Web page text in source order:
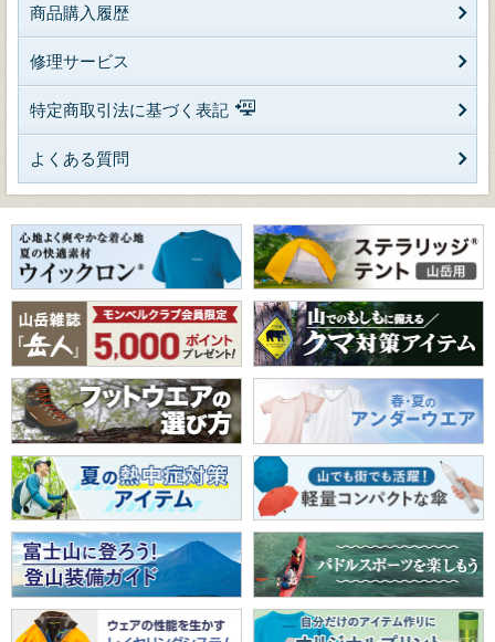
商品購入履歴
修理サービス
特定商取引法に基づく表記
よくある質問